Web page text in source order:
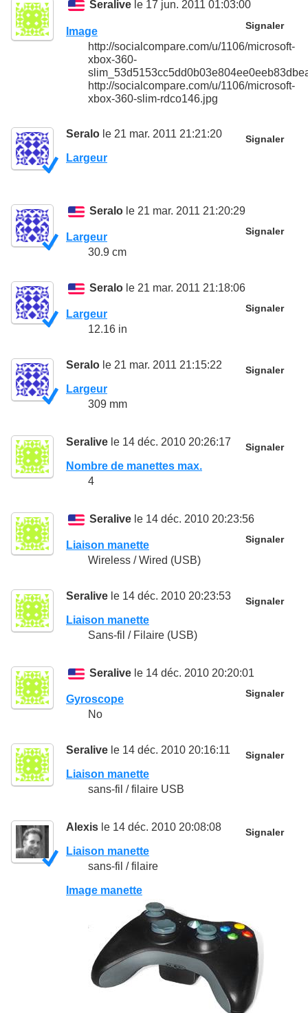
Seralive le 17 jun. 2011 01:03:00
Signaler
Image
http://socialcompare.com/u/1106/microsoft-
xbox-360-
http://socialcompare.com/u/1106/microsoft-
xbox-360-slim-rdco146.jpg
Seralo le 21 mar. 2011 21:21:20 Signaler
Largeur
Seralo le 21 mar. 2011 21:20:29
Signaler
Largeur
30.9 cm
Seralo le 21 mar. 2011 21:18:06
Signaler
Largeur
12.16 in
Seralo le 21 mar. 2011 21:15:22 Signaler
Largeur
309 mm
Seralive le 14 déc. 2010 20:26:17 Signaler
Nombre de manettes max.
4
Seralive le 14 déc. 2010 20:23:56
Signaler
Liaison manette
Wireless / Wired (USB)
Seralive le 14 déc. 2010 20:23:53 Signaler
Liaison manette
Sans-fil / Filaire (USB)
Seralive le 14 déc. 2010 20:20:01
Signaler
Gyroscope
No
Seralive le 14 déc. 2010 20:16:11 Signaler
Liaison manette
sans-fil / filaire USB
Alexis le 14 déc. 2010 20:08:08 Signaler
Liaison manette
sans-fil / filaire
Image manette